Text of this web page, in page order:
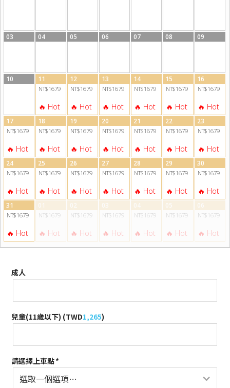
03 04 05 06 07 08 09
10 11
NT$1679
12
NT$1679
13
NT$1679
14
NT$1679
15
NT$1679
16
NT$1679
17
NT$1679
18
NT$1679
19
NT$1679
20
NT$1679
21
NT$1679
22
NT$1679
23
NT$1679
24
NT$1679
25
NT$1679
26
NT$1679
27
NT$1679
28
NT$1679
29
NT$1679
30
NT$1679
31
NT$1679
01
NT$1679
02
NT$1679
03
NT$1679
04
NT$1679
05
NT$1679
06
NT$1679
成人
兒童(11歲以下) (TWD1,265)
請選擇上車點*